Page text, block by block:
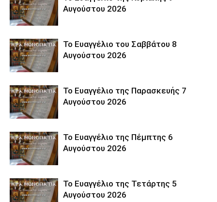
Αυγούστου 2026
Το Ευαγγέλιο του Σαββάτου 8
Αυγούστου 2026
Το Ευαγγέλιο της Παρασκευής 7
Αυγούστου 2026
Το Ευαγγέλιο της Πέμπτης 6
Αυγούστου 2026
Το Ευαγγέλιο της Τετάρτης 5
Αυγούστου 2026